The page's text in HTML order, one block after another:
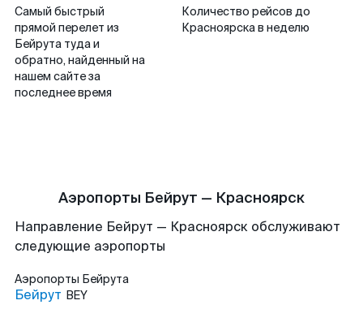
Самый быстрый
прямой перелет из
Бейрута туда и
обратно, найденный на
нашем сайте за
последнее время
Количество рейсов до
Красноярска в неделю
Аэропорты Бейрут — Красноярск
Направление Бейрут — Красноярск обслуживают
следующие аэропорты
Аэропорты Бейрута
Бейрут BEY